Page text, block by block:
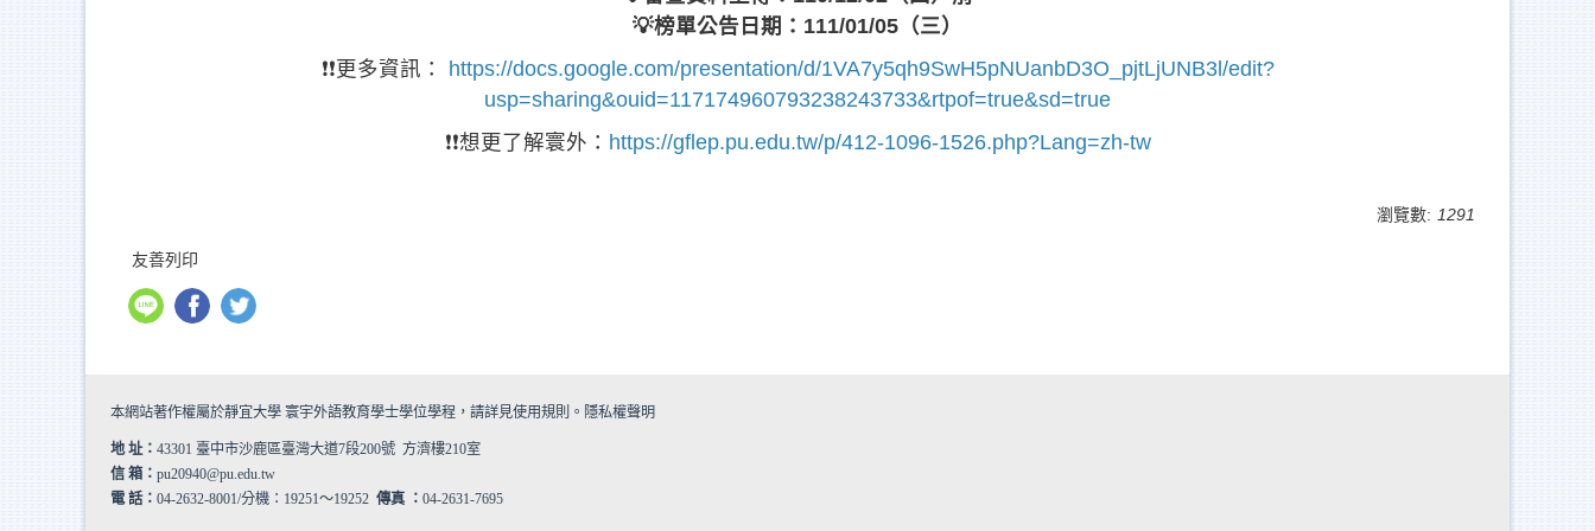
💡榜單公告日期：111/01/05（三）
❗❗更多資訊：
https://docs.google.com/presentation/d/1VA7y5qh9SwH5pNUanbD3O_pjtLjUNB3l/edit?
usp=sharing&ouid=117174960793238243733&rtpof=true&sd=true
❗❗想更了解寰外： https://gflep.pu.edu.tw/p/412-1096-1526.php?Lang=zh-tw
瀏覽數: 1291
友善列印
本網站著作權屬於靜宜大學 寰宇外語教育學士學位學程，請詳見使用規則 。 隱私權聲明
地 址： 43301 臺中市沙鹿區臺灣大道7段200號 方濟樓210室
信 箱： pu20940@pu.edu.tw
電 話： 04-2632-8001/分機：19251～19252 傳真 ： 04-2631-7695